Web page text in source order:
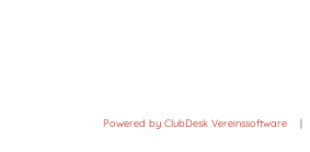
Powered by ClubDesk Vereinssoftware|